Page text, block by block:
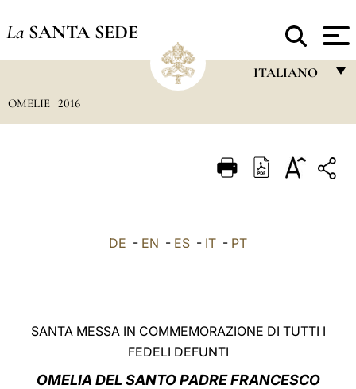
La SANTA SEDE
ITALIANO
ITALIANO
LATINE
OMELIE 2016
DE - EN - ES - IT - PT
SANTA MESSA IN COMMEMORAZIONE DI TUTTI I
FEDELI DEFUNTI
OMELIA DEL SANTO PADRE FRANCESCO